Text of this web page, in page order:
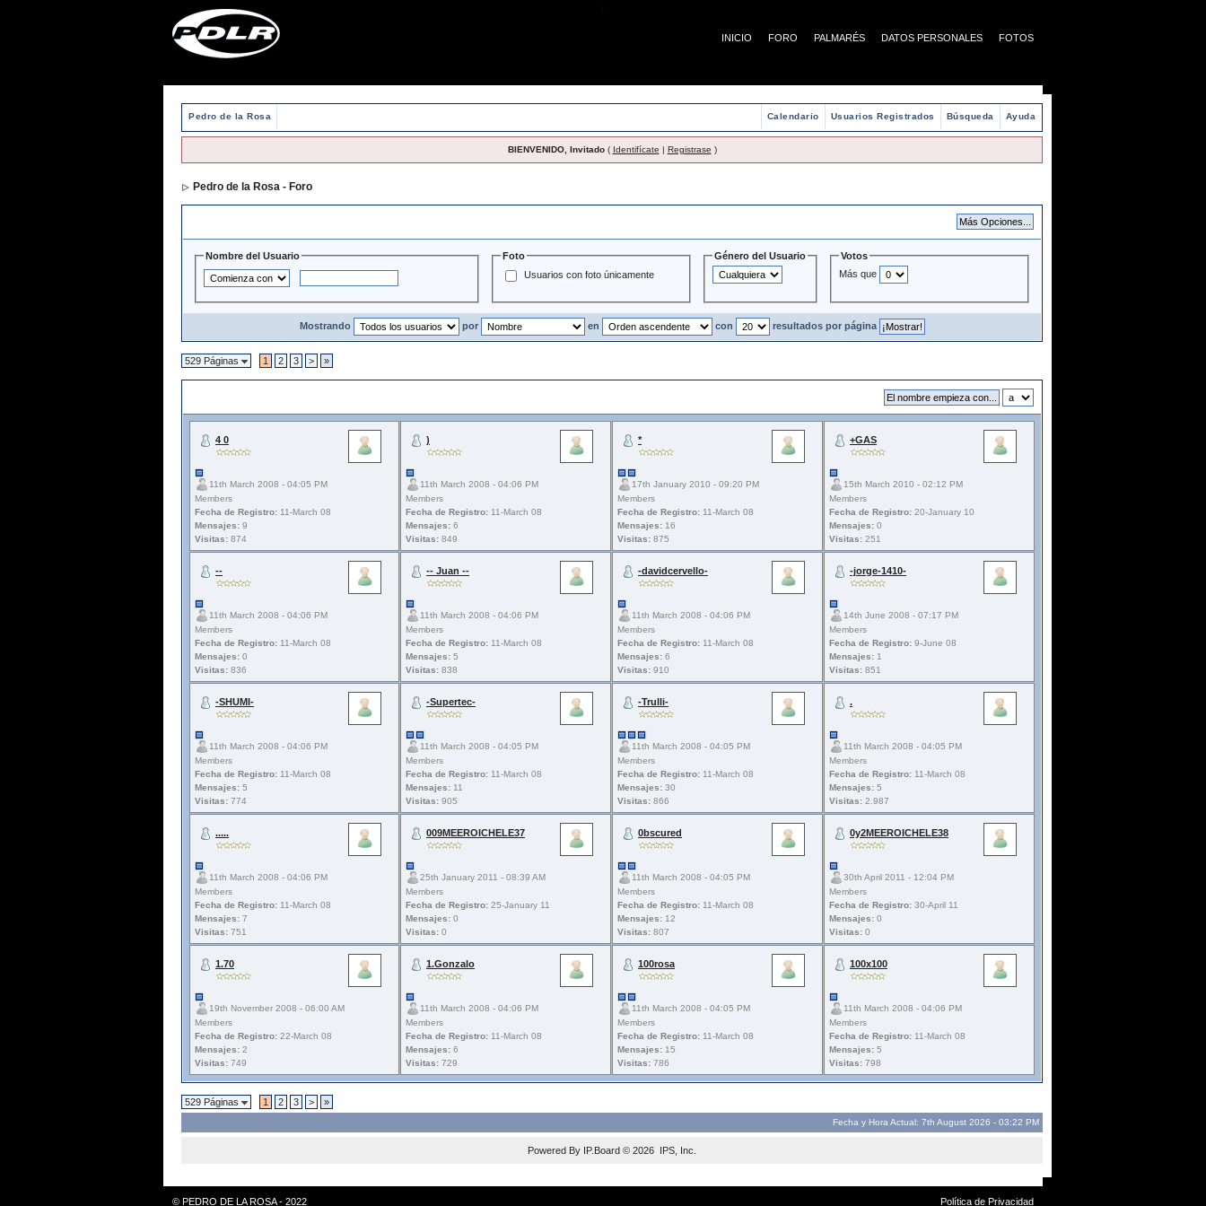
INICIO FORO PALMARÉS DATOS PERSONALES FOTOS
Pedro de la Rosa Ayuda
Búsqueda
Usuarios Registrados
Calendario
BIENVENIDO, Invitado( Identifícate | Registrase )
Pedro de la Rosa - Foro
Nombre del Usuario
Foto
Usuarios con foto únicamente
Género del Usuario
Votos
Más que
Mostrando por en con resultados por página
529 Páginas 1 2 3 > »
4 0
11th March 2008 - 04:05 PM
Members
Fecha de Registro: 11-March 08
Mensajes: 9
Visitas: 874
)
11th March 2008 - 04:06 PM
Members
Fecha de Registro: 11-March 08
Mensajes: 6
Visitas: 849
*
17th January 2010 - 09:20 PM
Members
Fecha de Registro: 11-March 08
Mensajes: 16
Visitas: 875
+GAS
15th March 2010 - 02:12 PM
Members
Fecha de Registro: 20-January 10
Mensajes: 0
Visitas: 251
--
11th March 2008 - 04:06 PM
Members
Fecha de Registro: 11-March 08
Mensajes: 0
Visitas: 836
-- Juan --
11th March 2008 - 04:06 PM
Members
Fecha de Registro: 11-March 08
Mensajes: 5
Visitas: 838
-davidcervello-
11th March 2008 - 04:06 PM
Members
Fecha de Registro: 11-March 08
Mensajes: 6
Visitas: 910
-jorge-1410-
14th June 2008 - 07:17 PM
Members
Fecha de Registro: 9-June 08
Mensajes: 1
Visitas: 851
-SHUMI-
11th March 2008 - 04:06 PM
Members
Fecha de Registro: 11-March 08
Mensajes: 5
Visitas: 774
-Supertec-
11th March 2008 - 04:05 PM
Members
Fecha de Registro: 11-March 08
Mensajes: 11
Visitas: 905
-Trulli-
11th March 2008 - 04:05 PM
Members
Fecha de Registro: 11-March 08
Mensajes: 30
Visitas: 866
.
11th March 2008 - 04:05 PM
Members
Fecha de Registro: 11-March 08
Mensajes: 5
Visitas: 2.987
.....
11th March 2008 - 04:06 PM
Members
Fecha de Registro: 11-March 08
Mensajes: 7
Visitas: 751
009MEEROICHELE37
25th January 2011 - 08:39 AM
Members
Fecha de Registro: 25-January 11
Mensajes: 0
Visitas: 0
0bscured
11th March 2008 - 04:05 PM
Members
Fecha de Registro: 11-March 08
Mensajes: 12
Visitas: 807
0y2MEEROICHELE38
30th April 2011 - 12:04 PM
Members
Fecha de Registro: 30-April 11
Mensajes: 0
Visitas: 0
1.70
19th November 2008 - 06:00 AM
Members
Fecha de Registro: 22-March 08
Mensajes: 2
Visitas: 749
1.Gonzalo
11th March 2008 - 04:06 PM
Members
Fecha de Registro: 11-March 08
Mensajes: 6
Visitas: 729
100rosa
11th March 2008 - 04:05 PM
Members
Fecha de Registro: 11-March 08
Mensajes: 15
Visitas: 786
100x100
11th March 2008 - 04:06 PM
Members
Fecha de Registro: 11-March 08
Mensajes: 5
Visitas: 798
529 Páginas 1 2 3 > »
Fecha y Hora Actual: 7th August 2026 - 03:22 PM
Powered By IP.Board © 2026 IPS, Inc
© PEDRO DE LA ROSA - 2022 Política de Privacidad